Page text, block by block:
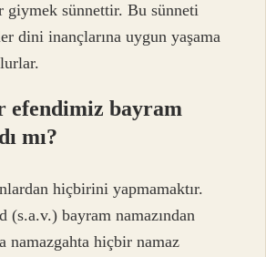
giymek sünnettir. Bu sünneti
dini inançlarına uygun yaşama
efendimiz bayram
mı?
hiçbirini yapmamaktır.
(s.a.v.) bayram namazından
namazgahta hiçbir namaz